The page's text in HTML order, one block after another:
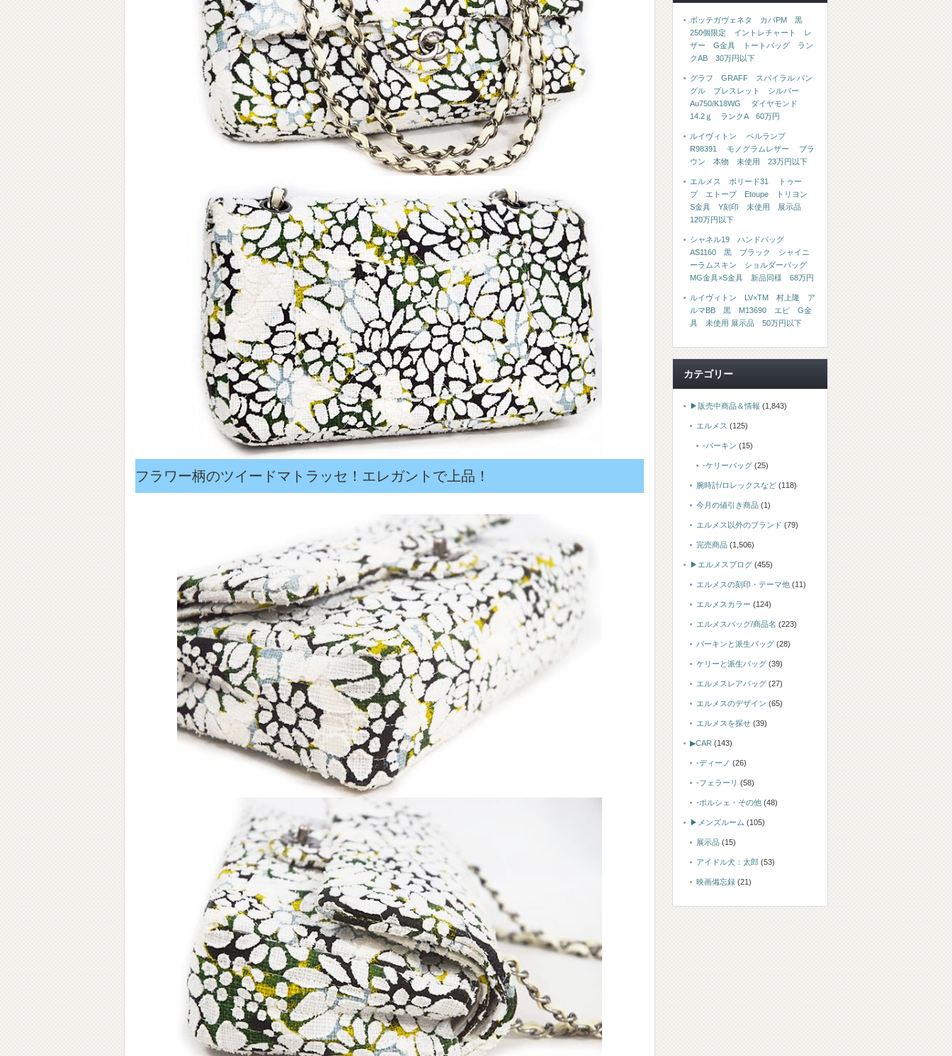
フラワー柄のツイードマトラッセ！エレガントで上品！
ボッテガヴェネタ カバPM 黒
250個限定 イントレチャート レ
ザー G金具 トートバッグ ラン
クAB 30万円以下
グラフ GRAFF スパイラル バン
グル ブレスレット シルバー
Au750/K18WG ダイヤモンド
14.2ｇ ランクA 60万円
ルイヴィトン ベルランプ
R98391 モノグラムレザー ブラ
ウン 本物 未使用 23万円以下
エルメス ボリード31 トゥー
プ エトープ Etoupe トリヨン
S金具 Y刻印 未使用 展示品
120万円以下
シャネル19 ハンドバッグ
AS1160 黒 ブラック シャイニ
ーラムスキン ショルダーバッグ
MG金具×S金具 新品同様 68万円
ルイヴィトン LV×TM 村上隆 ア
ルマBB 黒 M13690 エピ G金
具 未使用 展示品 50万円以下
カテゴリー
▶販売中商品＆情報 (1,843)
エルメス (125)
-バーキン (15)
-ケリーバッグ (25)
腕時計/ロレックスなど (118)
今月の値引き商品 (1)
エルメス以外のブランド (79)
完売商品 (1,506)
▶エルメスブログ (455)
エルメスの刻印・テーマ他 (11)
エルメスカラー (124)
エルメスバッグ/商品名 (223)
バーキンと派生バッグ (28)
ケリーと派生バッグ (39)
エルメスレアバッグ (27)
エルメスのデザイン (65)
エルメスを探せ (39)
▶CAR (143)
-ディーノ (26)
-フェラーリ (58)
-ポルシェ・その他 (48)
▶メンズルーム (105)
展示品 (15)
アイドル犬：太郎 (53)
映画備忘録 (21)